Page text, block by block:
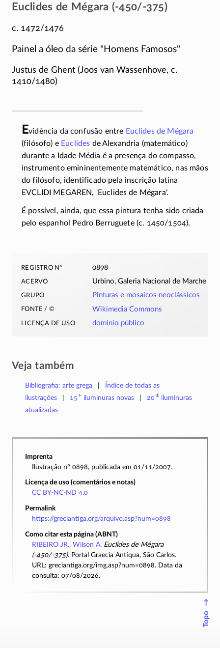
Euclides de Mégara (-450/-375)
c. 1472/1476
Painel a óleo da série Homens Famosos
Justus de Ghent (Joos van Wassenhove, c.
1410/1480)
Evidência da confusão entre Euclides de Mégara
(filósofo) e Euclides de Alexandria (matemático)
durante a Idade Média é a presença do compasso,
instrumento emininentemente matemático, nas mãos
do filósofo, identificado pela inscrição latina
EVCLIDI MEGAREN, 'Euclides de Mégara'.
É possível, ainda, que essa pintura tenha sido criada
pelo espanhol Pedro Berruguete (c. 1450/1504).
registro nº 0898
acervo Urbino, Galeria Nacional de Marche
grupo Pinturas e mosaicos neoclássicos
fonte / © Wikimedia Commons
licença de uso domínio público
Veja também
Bibliografia: arte grega
Índice de todas as
ilustrações
15+ iluminuras novas 20±iluminuras
atualizadas
Imprenta
Ilustração nº 0898, publicada em 01/11/2007.
Licença de uso (comentários e notas)
CC BY-NC-ND 4.0
Permalink
https://greciantiga.org/arquivo.asp?num=0898
Como citar esta página (ABNT)
RIBEIRO JR., Wilson A. Euclides de Mégara
(-450/-375). Portal Graecia Antiqua, São Carlos.
URL: greciantiga.org/img.asp?num=0898. Data da
consulta: 07/08/2026.
↑
Topo